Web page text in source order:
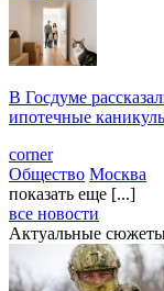
В Госдуме
ипотечные
corner
Общество Москва
показать еще [...]
все новости
Актуальные